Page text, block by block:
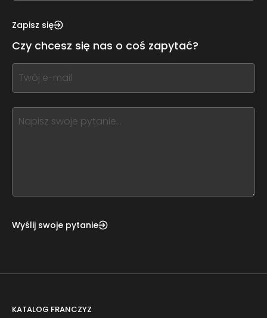
this,
this
form
field
blank
Zapisz się
Czy chcesz się nas o coś zapytać?
If
you
this,
leave
Wyślij swoje pytanie
KATALOG FRANCZYZ